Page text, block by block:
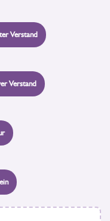
Verstand
Verstand